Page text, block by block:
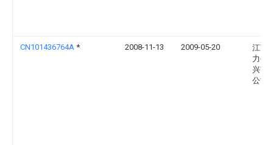
CN101436764A * 2008-11-13 2009-05-20
江苏
力公
兴市
公司